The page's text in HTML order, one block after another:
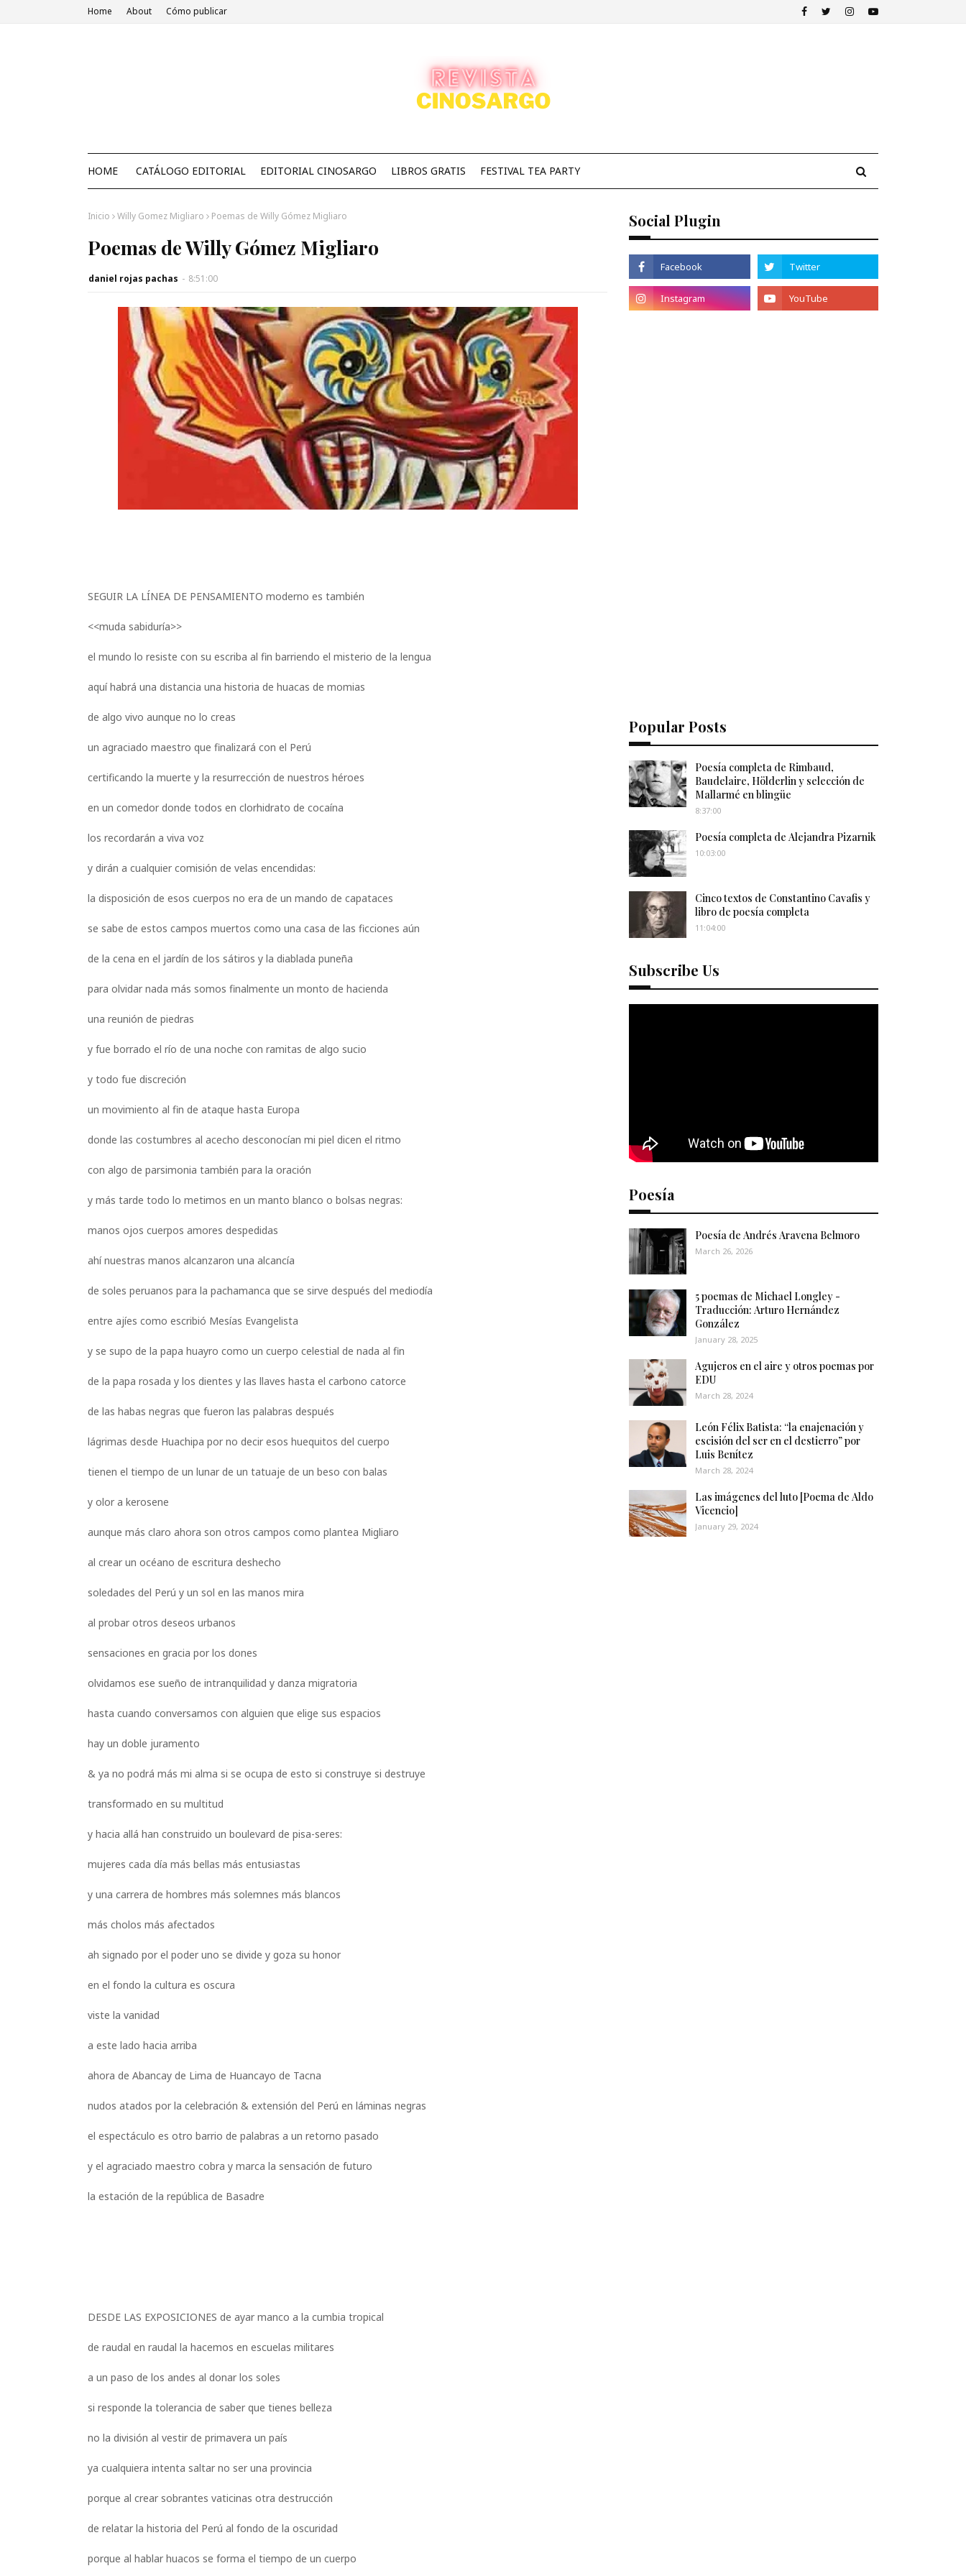
Home About Cómo publicar
HOME CATÁLOGO EDITORIAL EDITORIAL CINOSARGO LIBROS GRATIS FESTIVAL TEA PARTY
Inicio Willy Gomez Migliaro Poemas de Willy Gómez Migliaro
Poemas de Willy Gómez Migliaro
daniel rojas pachas - 8:51:00
SEGUIR LA LÍNEA DE PENSAMIENTO moderno es también
<<muda sabiduría>>
el mundo lo resiste con su escriba al fin barriendo el misterio de la lengua
aquí habrá una distancia una historia de huacas de momias
de algo vivo aunque no lo creas
un agraciado maestro que finalizará con el Perú
certificando la muerte y la resurrección de nuestros héroes
en un comedor donde todos en clorhidrato de cocaína
los recordarán a viva voz
y dirán a cualquier comisión de velas encendidas:
la disposición de esos cuerpos no era de un mando de capataces
se sabe de estos campos muertos como una casa de las ficciones aún
de la cena en el jardín de los sátiros y la diablada puneña
para olvidar nada más somos finalmente un monto de hacienda
una reunión de piedras
y fue borrado el río de una noche con ramitas de algo sucio
y todo fue discreción
un movimiento al fin de ataque hasta Europa
donde las costumbres al acecho desconocían mi piel dicen el ritmo
con algo de parsimonia también para la oración
y más tarde todo lo metimos en un manto blanco o bolsas negras:
manos ojos cuerpos amores despedidas
ahí nuestras manos alcanzaron una alcancía
de soles peruanos para la pachamanca que se sirve después del mediodía
entre ajíes como escribió Mesías Evangelista
y se supo de la papa huayro como un cuerpo celestial de nada al fin
de la papa rosada y los dientes y las llaves hasta el carbono catorce
de las habas negras que fueron las palabras después
lágrimas desde Huachipa por no decir esos huequitos del cuerpo
tienen el tiempo de un lunar de un tatuaje de un beso con balas
y olor a kerosene
aunque más claro ahora son otros campos como plantea Migliaro
al crear un océano de escritura deshecho
soledades del Perú y un sol en las manos mira
al probar otros deseos urbanos
sensaciones en gracia por los dones
olvidamos ese sueño de intranquilidad y danza migratoria
hasta cuando conversamos con alguien que elige sus espacios
hay un doble juramento
& ya no podrá más mi alma si se ocupa de esto si construye si destruye
transformado en su multitud
y hacia allá han construido un boulevard de pisa-seres:
mujeres cada día más bellas más entusiastas
y una carrera de hombres más solemnes más blancos
más cholos más afectados
ah signado por el poder uno se divide y goza su honor
en el fondo la cultura es oscura
viste la vanidad
a este lado hacia arriba
ahora de Abancay de Lima de Huancayo de Tacna
nudos atados por la celebración & extensión del Perú en láminas negras
el espectáculo es otro barrio de palabras a un retorno pasado
y el agraciado maestro cobra y marca la sensación de futuro
la estación de la república de Basadre
DESDE LAS EXPOSICIONES de ayar manco a la cumbia tropical
de raudal en raudal la hacemos en escuelas militares
a un paso de los andes al donar los soles
si responde la tolerancia de saber que tienes belleza
no la división al vestir de primavera un país
ya cualquiera intenta saltar no ser una provincia
porque al crear sobrantes vaticinas otra destrucción
de relatar la historia del Perú al fondo de la oscuridad
porque al hablar huacos se forma el tiempo de un cuerpo
Social Plugin
Popular Posts
Poesía completa de Rimbaud,
Baudelaire, Hölderlin y selección de
Mallarmé en blingüe
8:37:00
Poesía completa de Alejandra Pizarnik
10:03:00
Cinco textos de Constantino Cavafis y
libro de poesía completa
11:04:00
Subscribe Us
Poesía
Poesía de Andrés Aravena Belmoro
March 26, 2026
5 poemas de Michael Longley -
Traducción: Arturo Hernández
González
January 28, 2025
Agujeros en el aire y otros poemas por
EDU
March 28, 2024
León Félix Batista: “la enajenación y
escisión del ser en el destierro” por
Luis Benítez
March 28, 2024
Las imágenes del luto [Poema de Aldo
Vicencio]
January 29, 2024